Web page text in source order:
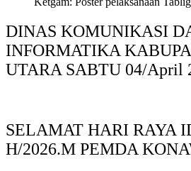
DINAS KOMUNIKASI
INFORMATIKA
UTARA SABTU 04/April
SELAMAT HARI RAYA
H/2026.M PEMDA